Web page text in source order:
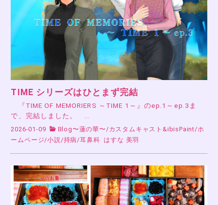
TIME シリーズはひとまず完結
『TIME OF MEMORIERS ～TIME 1～』のep.1～ep.3ま
で、完結しました。 …
2026-01-09 Blog〜蓮の華〜 /カスタムキャスト&ibisPaint/ホ
ームページ/小説 /持病 /耳鼻科 はすな 美羽